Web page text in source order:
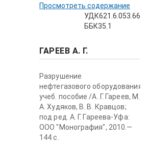
Просмотреть содержание
УДК621.6.053.66
ББК35.1
ГАРЕЕВ А. Г.
Разрушение
нефтегазового оборудования:
учеб. пособие /А. Г. Гареев, М.
А. Худяков, В. В. Кравцов;
под ред. А. Г. Гареева-Уфа:
ООО "Монография", 2010.—
144 с.